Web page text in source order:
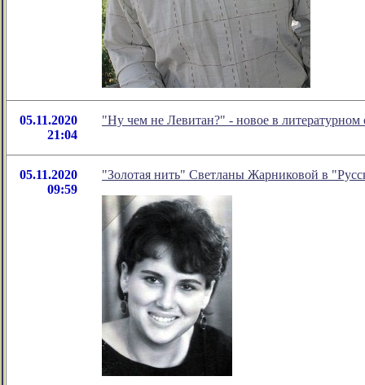
05.11.2020
21:04
"Ну чем не Левитан?" - новое в
05.11.2020
09:59
"Золотая нить" Светланы Жарниковой в